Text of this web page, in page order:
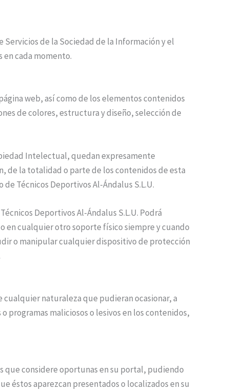
de la Sociedad de la Información y el
cada momento.
web, así como de los elementos contenidos
de colores, estructura y diseño, selección de
Intelectual, quedan expresamente
de la totalidad o parte de los contenidos de esta
Técnicos Deportivos Al-Ándalus S.L.U.
Deportivos Al-Ándalus S.L.U. Podrá
en cualquier otro soporte físico siempre y cuando
o manipular cualquier dispositivo de protección
cualquier naturaleza que pudieran ocasionar, a
maliciosos o lesivos en los contenidos,
que considere oportunas en su portal, pudiendo
éstos aparezcan presentados o localizados en su